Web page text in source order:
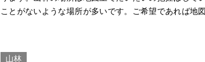
ことがないような場所が多いです。ご希望であれば地
賃貸の場合、月額1万円を予定しています。お気軽にお
山林